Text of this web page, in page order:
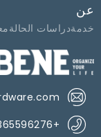
عن
خدمةدراسات الحالة
+85365596276